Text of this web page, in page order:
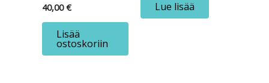
40,00€
Lisää
ostoskoriin
Lue lisää